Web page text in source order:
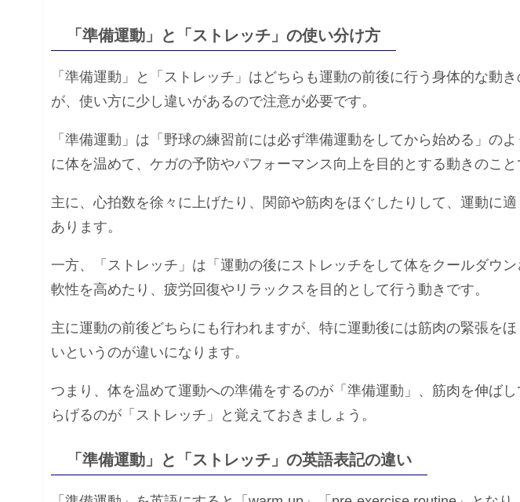
「準備運動」と「ストレッチ」の使い分け方
「準備運動」と「ストレッチ」はどちらも運動の前後に行う身体的な動
が、使い方に少し違いがあるので注意が必要です。
「準備運動」は「野球の練習前には必ず準備運動をしてから始める」の
に体を温めて、ケガの予防やパフォーマンス向上を目的とする動きのこと
主に、心拍数を徐々に上げたり、関節や筋肉をほぐしたりして、運動に
あります。
一方、「ストレッチ」は「運動の後にストレッチをして体をクールダウ
軟性を高めたり、疲労回復やリラックスを目的として行う動きです。
主に運動の前後どちらにも行われますが、特に運動後には筋肉の緊張を
いというのが違いになります。
つまり、体を温めて運動への準備をするのが「準備運動」、筋肉を伸ば
らげるのが「ストレッチ」と覚えておきましょう。
「準備運動」と「ストレッチ」の英語表記の違い